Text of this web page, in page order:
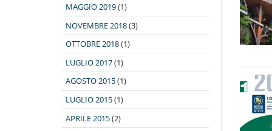
MAGGIO 2019(1)
NOVEMBRE 2018(3)
OTTOBRE 2018(1)
LUGLIO 2017(1)
AGOSTO 2015(1)
LUGLIO 2015(1)
APRILE 2015(2)